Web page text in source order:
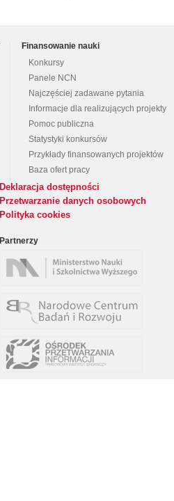
Finansowanie nauki
Konkursy
Panele NCN
Najczęściej zadawane pytania
Informacje dla realizujących projekty
Pomoc publiczna
Statystyki konkursów
Przykłady finansowanych projektów
Baza ofert pracy
Deklaracja dostępności
Przetwarzanie danych osobowych
Polityka cookies
Partnerzy